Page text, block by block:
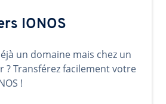
IONOS
un domaine mais chez un
? Transférez facilement votre
!